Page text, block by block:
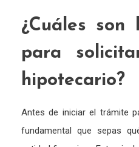
¿Cuáles son
para
hipotecario?
Antes de iniciar el trámite
fundamental que sepas